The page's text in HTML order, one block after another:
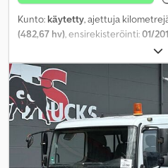
Kunto: käytetty, ajettuja
(482,67 hv), ensirekisteröinti:01/
,
tarkastus (TÜV):01/2027, väri:
automaattinen
Euro
Varusteet:ABS, elektroninen
ilmastointi, noesuodatin